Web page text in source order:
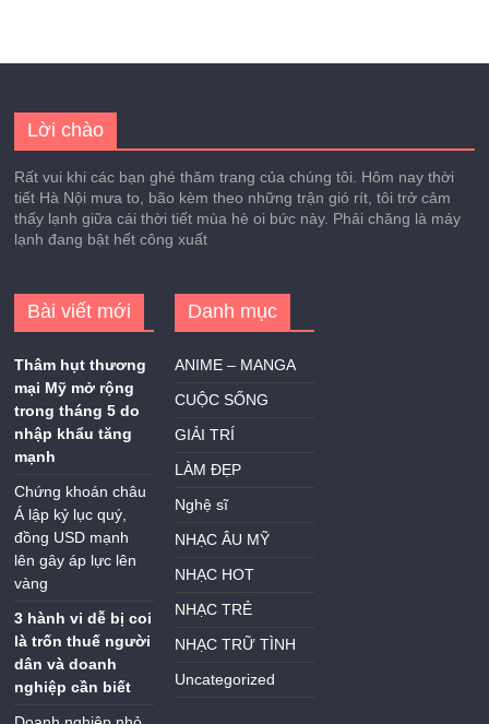
Lời chào
Rất vui khi các bạn ghé thăm trang của chúng tôi. Hôm nay thời
tiết Hà Nội mưa to, bão kèm theo những trận gió rít, tôi trở cảm
thấy lạnh giữa cái thời tiết mùa hè oi bức này. Phải chăng là máy
lạnh đang bật hết công xuất
Bài viết mới
Thâm hụt thương
mại Mỹ mở rộng
trong tháng 5 do
nhập khẩu tăng
mạnh
Chứng khoán châu
Á lập kỷ lục quý,
đồng USD mạnh
lên gây áp lực lên
vàng
3 hành vi dễ bị coi
là trốn thuế người
dân và doanh
nghiệp cần biết
Danh mục
ANIME – MANGA
CUỘC SỐNG
GIẢI TRÍ
LÀM ĐẸP
Nghệ sĩ
NHẠC ÂU MỸ
NHẠC HOT
NHẠC TRẺ
NHẠC TRỮ TÌNH
Uncategorized